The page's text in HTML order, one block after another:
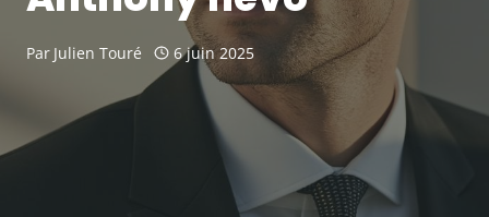
Par Julien Touré 6 juin 2025